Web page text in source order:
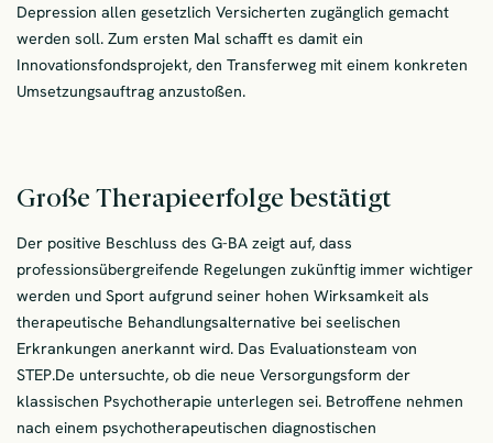
Depression allen gesetzlich Versicherten zugänglich gemacht
werden soll. Zum ersten Mal schafft es damit ein
Innovationsfondsprojekt, den Transferweg mit einem konkreten
Umsetzungsauftrag anzustoßen.
Große Therapieerfolge bestätigt
Der positive Beschluss des G-BA zeigt auf, dass
professionsübergreifende Regelungen zukünftig immer wichtiger
werden und Sport aufgrund seiner hohen Wirksamkeit als
therapeutische Behandlungsalternative bei seelischen
Erkrankungen anerkannt wird. Das Evaluationsteam von
STEP.De untersuchte, ob die neue Versorgungsform der
klassischen Psychotherapie unterlegen sei. Betroffene nehmen
nach einem psychotherapeutischen diagnostischen